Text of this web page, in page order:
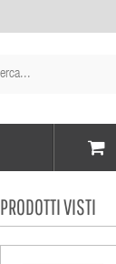
PRODOTTI VISTI